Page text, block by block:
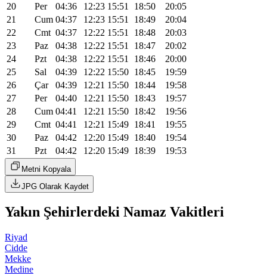
20
Per 04:36 12:23 15:51 18:50
20:05
21
Cum 04:37 12:23 15:51 18:49
20:04
22
Cmt 04:37 12:22 15:51 18:48
20:03
23
Paz 04:38 12:22 15:51 18:47
20:02
24
Pzt 04:38 12:22 15:51 18:46
20:00
25
Sal 04:39 12:22 15:50 18:45
19:59
26
Çar 04:39 12:21 15:50 18:44
19:58
27
Per 04:40 12:21 15:50 18:43
19:57
28
Cum 04:41 12:21 15:50 18:42
19:56
29
Cmt 04:41 12:21 15:49 18:41
19:55
30
Paz 04:42 12:20 15:49 18:40
19:54
31
Pzt 04:42 12:20 15:49 18:39 19:53
Metni Kopyala
JPG Olarak Kaydet
Yakın Şehirlerdeki Namaz Vakitleri
Riyad
Cidde
Mekke
Medine